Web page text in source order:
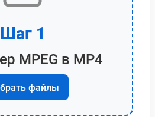
Шаг 1
MPEG в MP4
файлы